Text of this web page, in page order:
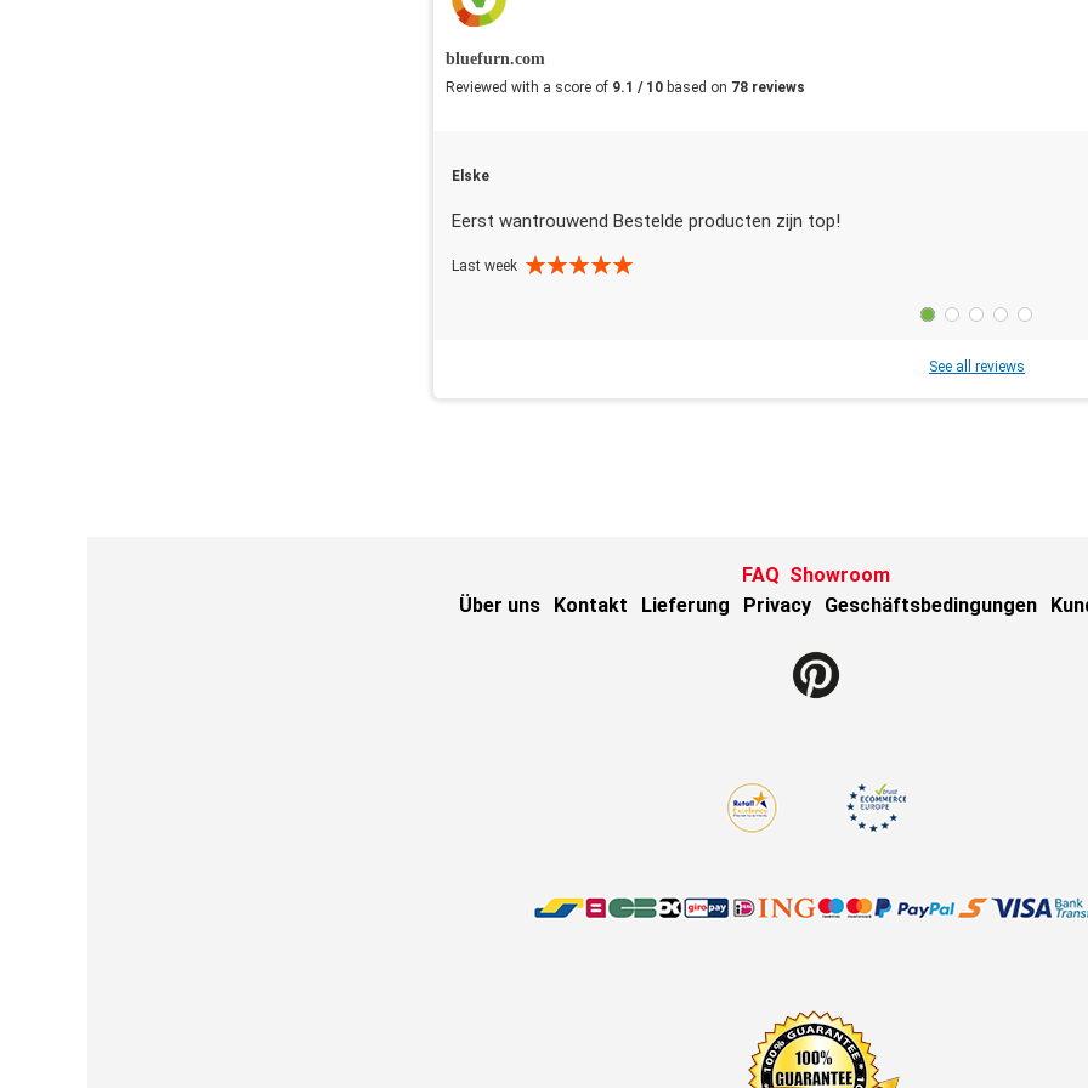
bluefurn.com
Reviewed with a score of 9.1 / 10 based on 78 reviews
Elske
Eerst wantrouwend Bestelde producten zijn top!
Last week
See all reviews
FAQ Showroom
Über uns
Kontakt Lieferung Privacy Geschäftsbedingungen